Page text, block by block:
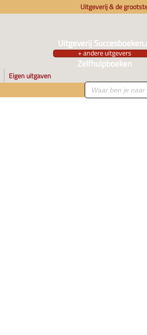
Uitgeverij & de
Uitgeverij
+ andere uitgevers
Zelfhulpboeken
Eigen uitgaven